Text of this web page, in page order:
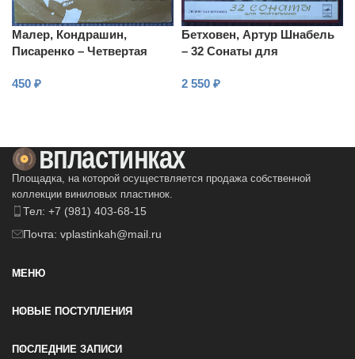
Малер, Кондрашин,
Писаренко – Четвертая
450 ₽
Бетховен, Артур Шнабель
– 32 Сонаты для
2 550 ₽
Площадка, на которой осуществляется продажа собственной
коллекции виниловых пластинок.
Тел: +7 (981) 403-68-15
Почта: vplastinkah@mail.ru
МЕНЮ
НОВЫЕ ПОСТУПЛЕНИЯ
ПОСЛЕДНИЕ ЗАПИСИ